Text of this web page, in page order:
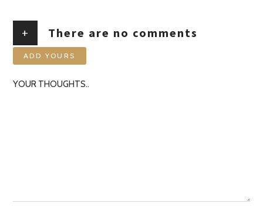
+ There are no comments
ADD YOURS